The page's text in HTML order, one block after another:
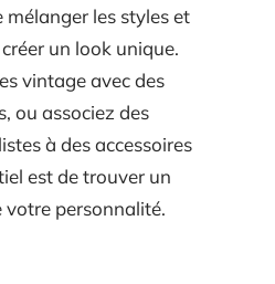
mélanger les styles et
un look unique.
vintage avec des
ou associez des
à des accessoires
est de trouver un
personnalité.